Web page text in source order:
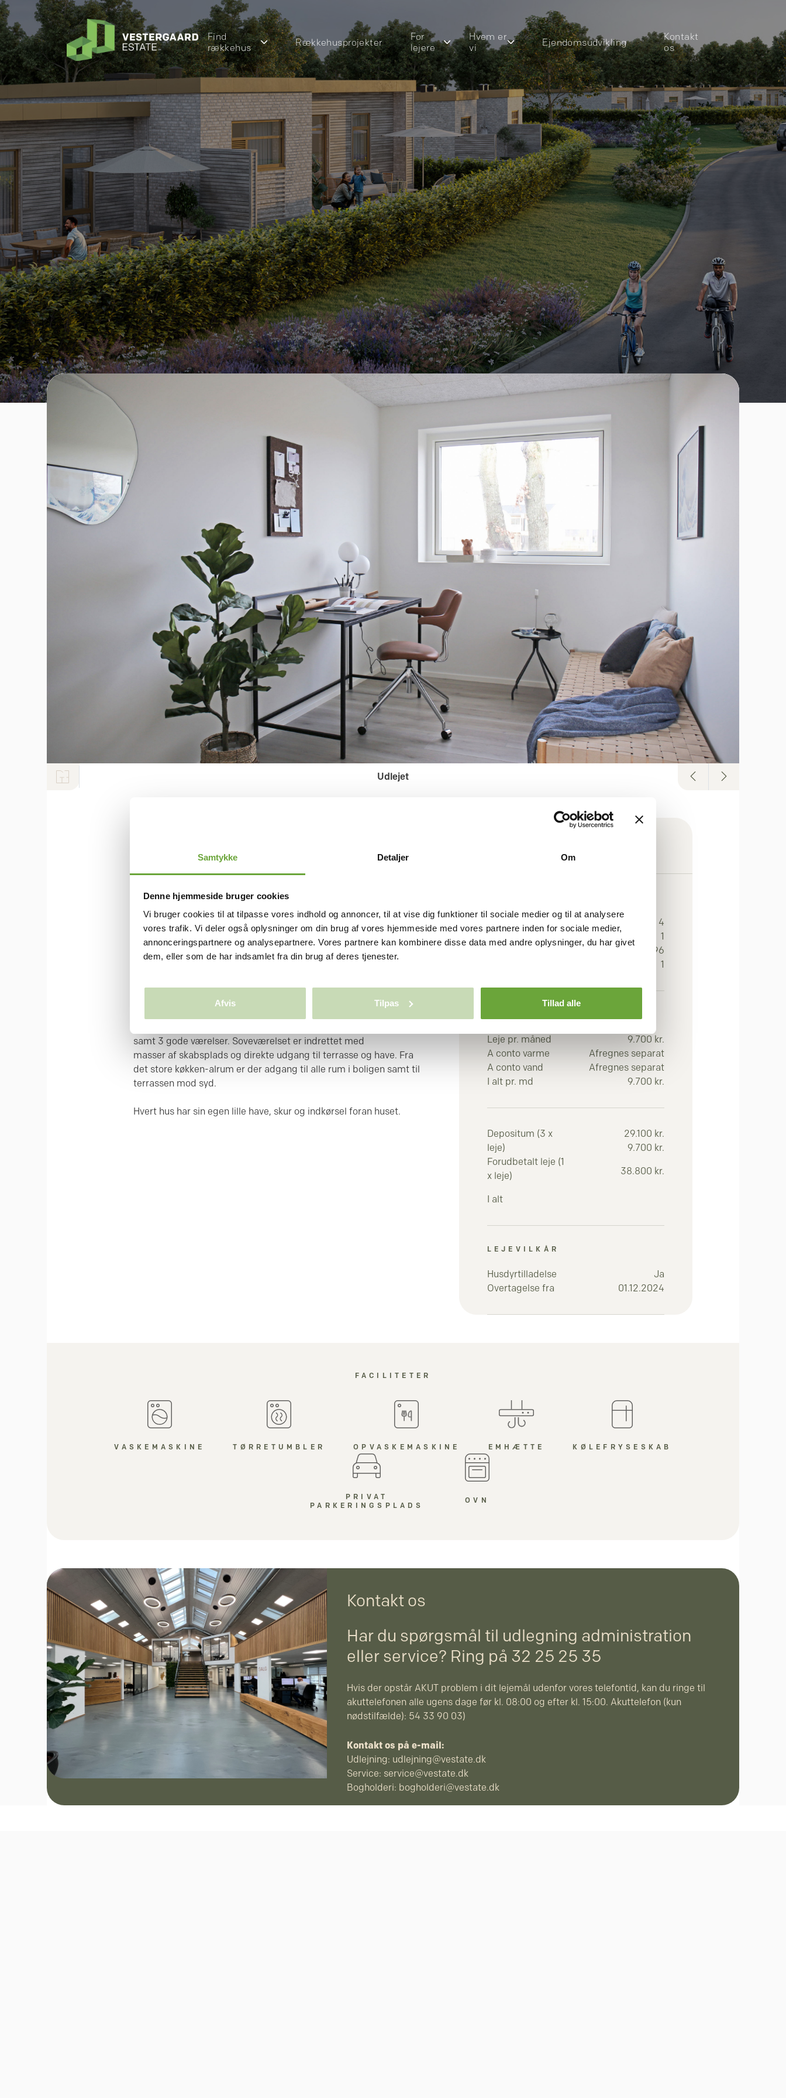
Samtykke Detaljer Om
Denne hjemmeside bruger cookies
Vi bruger cookies til at tilpasse vores indhold og annoncer, til at vise dig funktioner til sociale medier og til at analysere
vores trafik. Vi deler også oplysninger om din brug af vores hjemmeside med vores partnere inden for sociale medier,
annonceringspartnere og analysepartnere. Vores partnere kan kombinere disse data med andre oplysninger, du har givet
dem, eller som de har indsamlet fra din brug af deres tjenester.
Afvis Tilpas Tillad alle
Find
rækkehus
Rækkehusprojekter
For
lejere
Hvem er
vi
Ejendomsudvikling
Kontakt
os
Udlejet
4 værelses rækkehus på 94
m²
BLIV KONTAKTET
4-værelses lavenergi rækkehus med beliggenhed midt i attraktive
samt 3 gode værelser. Soveværelset er indrettet med
masser af skabsplads og direkte udgang til terrasse og have. Fra
det store køkken-alrum er der adgang til alle rum i boligen samt til
terrassen mod syd.
Hvert hus har sin egen lille have, skur og indkørsel foran huset.
Stuer
4
1
96
1
Leje pr. måned
A conto varme
A conto vand
I alt pr. md
9.700 kr.
Afregnes separat
Afregnes separat
9.700 kr.
Depositum (3 x
leje)
Forudbetalt leje (1
x leje)
I alt
29.100 kr.
9.700 kr.
38.800 kr.
LEJEVILKÅR
Husdyrtilladelse
Overtagelse fra
Ja
01.12.2024
FACILITETER
VASKEMASKINE TØRRETUMBLER OPVASKEMASKINE EMHÆTTE KØLEFRYSESKAB
PRIVAT
PARKERINGSPLADS
OVN
Kontakt os
Har du spørgsmål til udlegning administration
eller service? Ring på 32 25 25 35
Hvis der opstår AKUT problem i dit lejemål udenfor vores telefontid, kan du ringe til
akuttelefonen alle ugens dage før kl. 08:00 og efter kl. 15:00. Akuttelefon (kun
nødstilfælde): 54 33 90 03)
Kontakt os på e-mail:
Udlejning: udlejning@vestate.dk
Service: service@vestate.dk
Bogholderi: bogholderi@vestate.dk